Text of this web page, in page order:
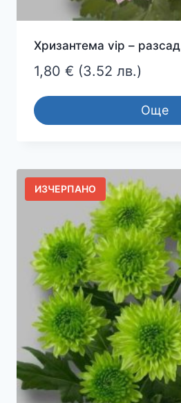
Хризантема vip – разсад
1,80 € (3.52 лв.)
Още
ИЗЧЕРПАНО